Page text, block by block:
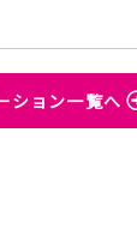
ション一覧へ